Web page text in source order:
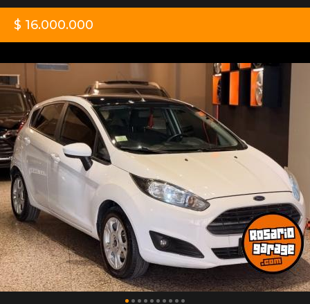
$ 16.000.000